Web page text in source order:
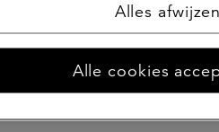
Alles afwijzen
Alle cookies